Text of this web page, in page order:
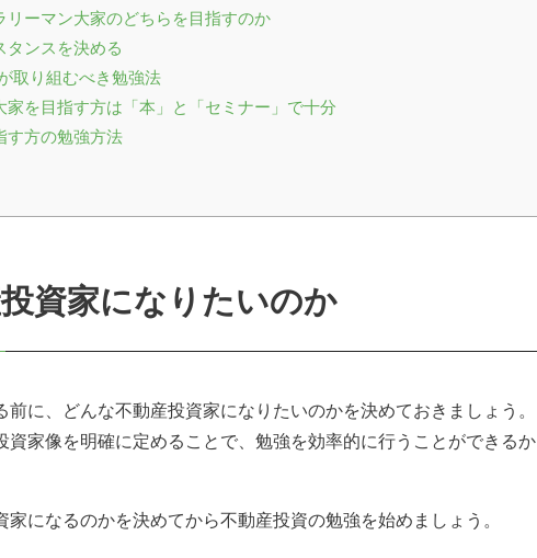
リーマン大家のどちらを目指すのか
タンスを決める
取り組むべき勉強法
家を目指す方は「本」と「セミナー」で十分
す方の勉強方法
資家になりたいのか
に、どんな不動産投資家になりたいのかを決めておきましょう。
資家像を明確に定めることで、勉強を効率的に行うことができるか
家になるのかを決めてから不動産投資の勉強を始めましょう。